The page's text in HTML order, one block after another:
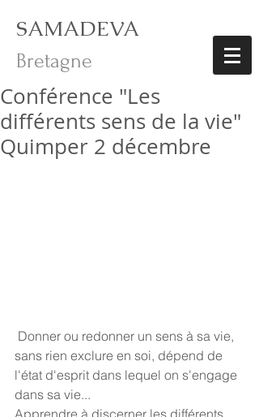
SAMADEVA
Bretagne
Conférence "Les
différents sens de la vie"
Quimper 2 décembre
sans rien exclure en soi, dépend de
l'état d'esprit dans lequel on s'engage
dans sa vie...